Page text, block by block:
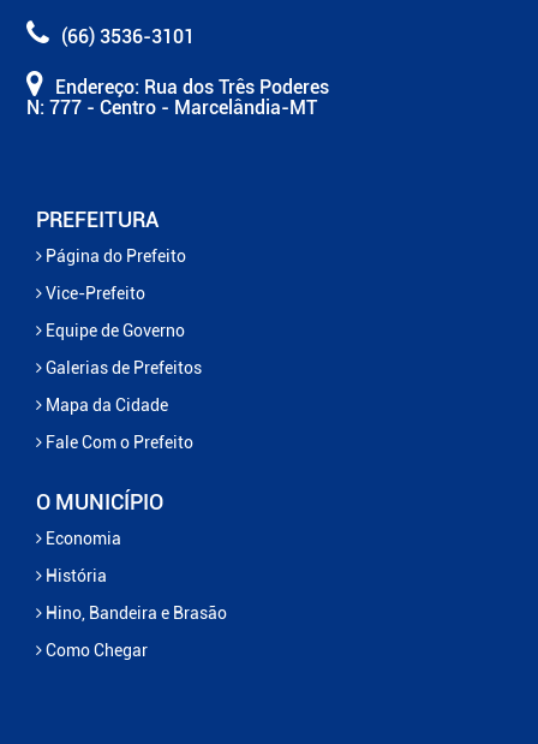
(66) 3536-3101
Endereço: Rua dos Três Poderes
N: 777 - Centro - Marcelândia-MT
PREFEITURA
Página do Prefeito
Vice-Prefeito
Equipe de Governo
Galerias de Prefeitos
Mapa da Cidade
Fale Com o Prefeito
O MUNICÍPIO
Economia
História
Hino, Bandeira e Brasão
Como Chegar